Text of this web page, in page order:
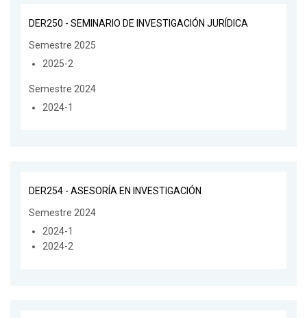
DER250 - SEMINARIO DE INVESTIGACIÓN JURÍDICA
Semestre 2025
2025-2
Semestre 2024
2024-1
DER254 - ASESORÍA EN INVESTIGACIÓN
Semestre 2024
2024-1
2024-2